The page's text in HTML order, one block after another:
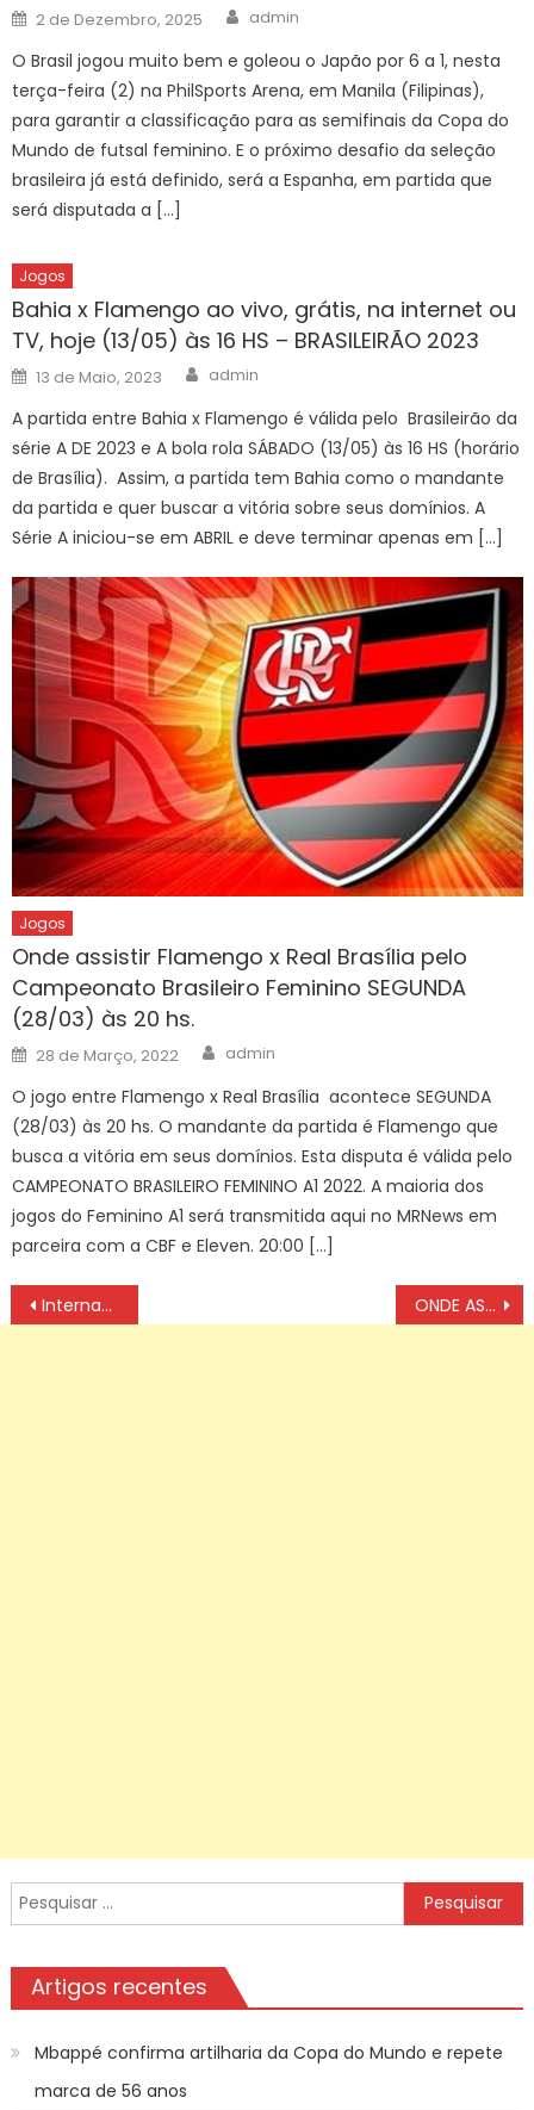
Posted
on
2 de Dezembro, 2025 Author
admin
O Brasil jogou muito bem e goleou o Japão por 6 a 1, nesta
terça-feira (2) na PhilSports Arena, em Manila (Filipinas),
para garantir a classificação para as semifinais da Copa do
Mundo de futsal feminino. E o próximo desafio da seleção
brasileira já está definido, será a Espanha, em partida que
será disputada a […]
Jogos
Bahia x Flamengo ao vivo, grátis, na internet ou
TV, hoje (13/05) às 16 HS – BRASILEIRÃO 2023
Posted
on
13 de Maio, 2023 Author
admin
A partida entre Bahia x Flamengo é válida pelo Brasileirão da
série A DE 2023 e A bola rola SÁBADO (13/05) às 16 HS (horário
de Brasília). Assim, a partida tem Bahia como o mandante
da partida e quer buscar a vitória sobre seus domínios. A
Série A iniciou-se em ABRIL e deve terminar apenas em […]
Jogos
Onde assistir Flamengo x Real Brasília pelo
Campeonato Brasileiro Feminino SEGUNDA
(28/03) às 20 hs.
Posted
on
28 de Março, 2022 Author
admin
O jogo entre Flamengo x Real Brasília acontece SEGUNDA
(28/03) às 20 hs. O mandante da partida é Flamengo que
busca a vitória em seus domínios. Esta disputa é válida pelo
CAMPEONATO BRASILEIRO FEMININO A1 2022. A maioria dos
jogos do Feminino A1 será transmitida aqui no MRNews em
parceira com a CBF e Eleven. 20:00 […]
Navegação
de
Internacional x Fluminense ONDE ASSISTIR AO VIVO, ESCALAÇÕES E PALPITES, BRASILEIRÃO 2024 SÉRIE A, HOJE (08/11) ONDE ASSISTIR Portugal x França ao vivo Eurocopa 2024, Palpites e Escalações HOJE (05/07)
Pesquisar
por:
Artigos recentes
Mbappé confirma artilharia da Copa do Mundo e repete
marca de 56 anos